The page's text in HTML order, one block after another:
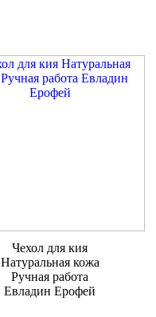
Чехол для кия
Натуральная кожа
Ручная работа
Евладин Ерофей